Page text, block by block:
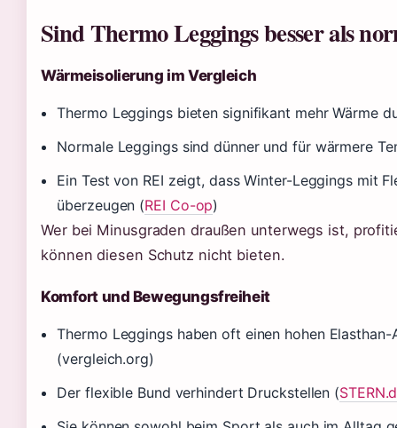
Sind Thermo Leggings besser als
Wärmeisolierung im Vergleich
Thermo Leggings bieten signifikant mehr Wärme
Normale Leggings sind dünner und für wärmere
Ein Test von REI zeigt, dass Winter-Leggings mit
überzeugen (REI Co-op)
Wer bei Minusgraden draußen unterwegs ist,
können diesen Schutz nicht bieten.
Komfort und Bewegungsfreiheit
Thermo Leggings haben oft einen hohen
(vergleich.org)
Der flexible Bund verhindert Druckstellen (